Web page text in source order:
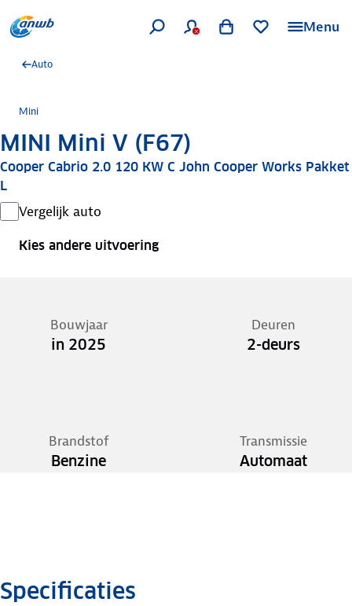
Menu
Auto
Mini
MINI Mini V (F67)
Cooper Cabrio 2.0 120 KW C John Cooper Works Pakket
L
Vergelijk auto
Kies andere uitvoering
Bouwjaar
in 2025
Deuren
2-deurs
Brandstof
Benzine
Transmissie
Automaat
Specificaties